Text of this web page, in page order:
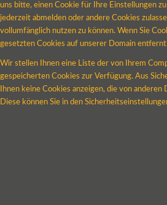
uns bitte, einen Cookie für Ihre Einstellungen
jederzeit abmelden oder andere Cookies
vollumfänglich nutzen zu können. Wenn Sie
gesetzten Cookies auf unserer Domain
Wir stellen Ihnen eine Liste der von Ihrem
gespeicherten Cookies zur Verfügung. Aus
Ihnen keine Cookies anzeigen, die von
Diese können Sie in den